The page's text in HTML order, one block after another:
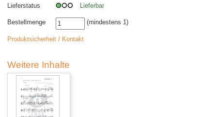
Lieferstatus
Lieferbar
Bestellmenge (mindestens 1)
Produktsicherheit / Kontakt
Weitere Inhalte